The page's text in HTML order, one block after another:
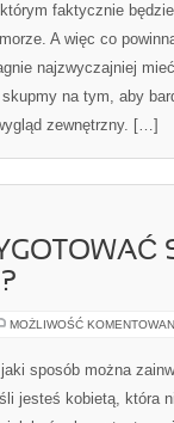
faktycznie
A więc co
najzwyczajniej
na tym, aby
zewnętrzny. […]
MOŻLIWOŚĆ
sposób można
jesteś kobietą, która